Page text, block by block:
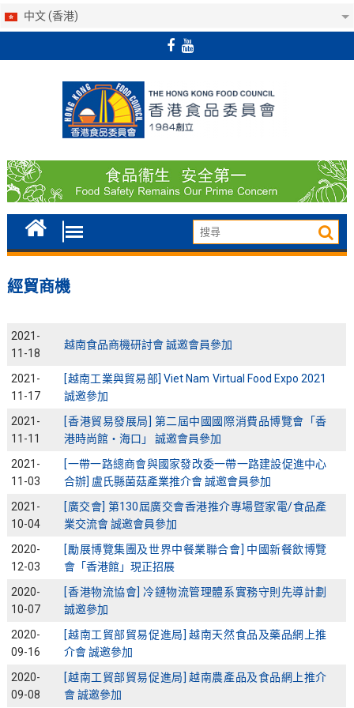
中文 (香港)
經貿商機
2021-
11-18
越南食品商機研討會 誠邀會員參加
2021-
11-17
[越南工業與貿易部] Viet Nam Virtual Food Expo 2021
誠邀參加
2021-
11-11
[香港貿易發展局] 第二屆中國國際消費品博覽會「香
港時尚館‧海口」 誠邀會員參加
2021-
11-03
[一帶一路總商會與國家發改委一帶一路建設促進中心
合辦] 盧氏縣菌菇產業推介會 誠邀會員參加
2021-
10-04
[廣交會] 第130屆廣交會香港推介專場暨家電/食品產
業交流會 誠邀會員參加
2020-
12-03
[勵展博覽集團及世界中餐業聯合會] 中國新餐飲博覽
會「香港館」現正招展
2020-
10-07
[香港物流協會] 冷鏈物流管理體系實務守則先導計劃
誠邀參加
2020-
09-16
[越南工貿部貿易促進局] 越南天然食品及藥品網上推
介會 誠邀參加
2020-
09-08
[越南工貿部貿易促進局] 越南農產品及食品網上推介
會 誠邀參加